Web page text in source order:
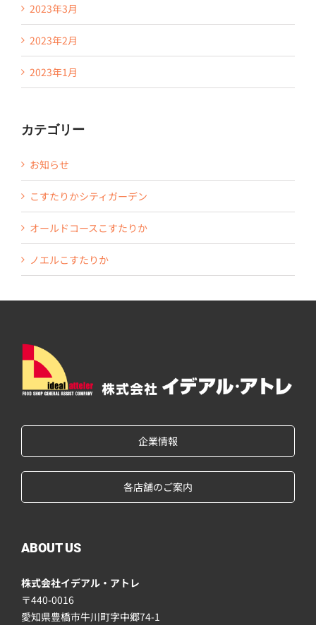
2023年3月
2023年2月
2023年1月
カテゴリー
お知らせ
こすたりかシティガーデン
オールドコースこすたりか
ノエルこすたりか
企業情報
各店舗のご案内
ABOUT US
株式会社イデアル・アトレ
〒440-0016
愛知県豊橋市牛川町字中郷74-1